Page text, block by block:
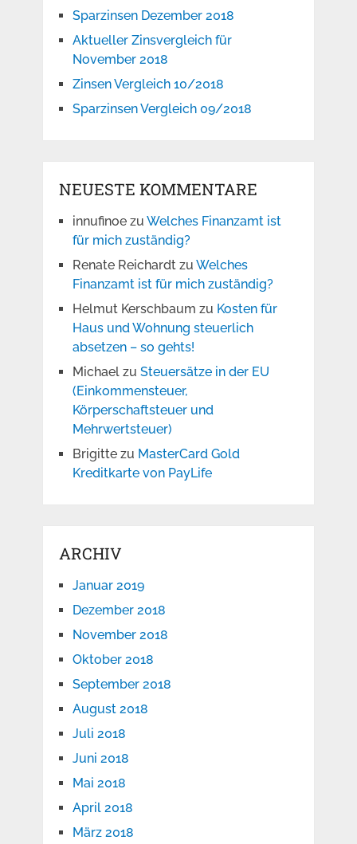
Sparzinsen Dezember 2018
Aktueller Zinsvergleich für
November 2018
Zinsen Vergleich 10/2018
Sparzinsen Vergleich 09/2018
NEUESTE KOMMENTARE
innufinoezu Welches Finanzamt ist
für mich zuständig?
Renate Reichardtzu Welches
Finanzamt ist für mich zuständig?
Helmut Kerschbaum zu Kosten für
Haus und Wohnung steuerlich
absetzen – so gehts!
Michaelzu Steuersätze in der EU
(Einkommensteuer,
Körperschaftsteuer und
Mehrwertsteuer)
Brigittezu MasterCard Gold
Kreditkarte von PayLife
ARCHIV
Januar 2019
Dezember 2018
November 2018
Oktober 2018
September 2018
August 2018
Juli 2018
Juni 2018
Mai 2018
April 2018
März 2018